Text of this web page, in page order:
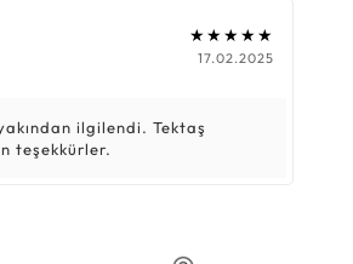
★★★★★
17.02.2025
ilgilendi. Tektaş
teşekkürler.